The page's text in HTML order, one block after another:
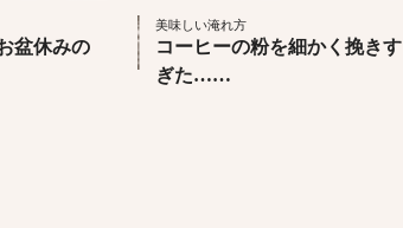
盆休みの
美味しい淹れ方
コーヒーの粉を細かく挽きす
ぎた……